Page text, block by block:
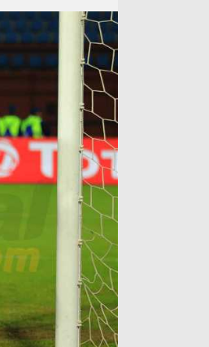
آراء حرة
ركن الألعاب